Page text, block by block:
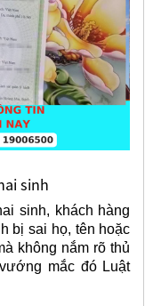
sinh
sinh, khách hàng
bị sai họ, tên hoặc
không nắm rõ thủ
mắc đó Luật